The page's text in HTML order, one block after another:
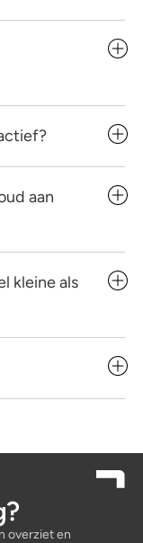
aan
kleine als
overziet en